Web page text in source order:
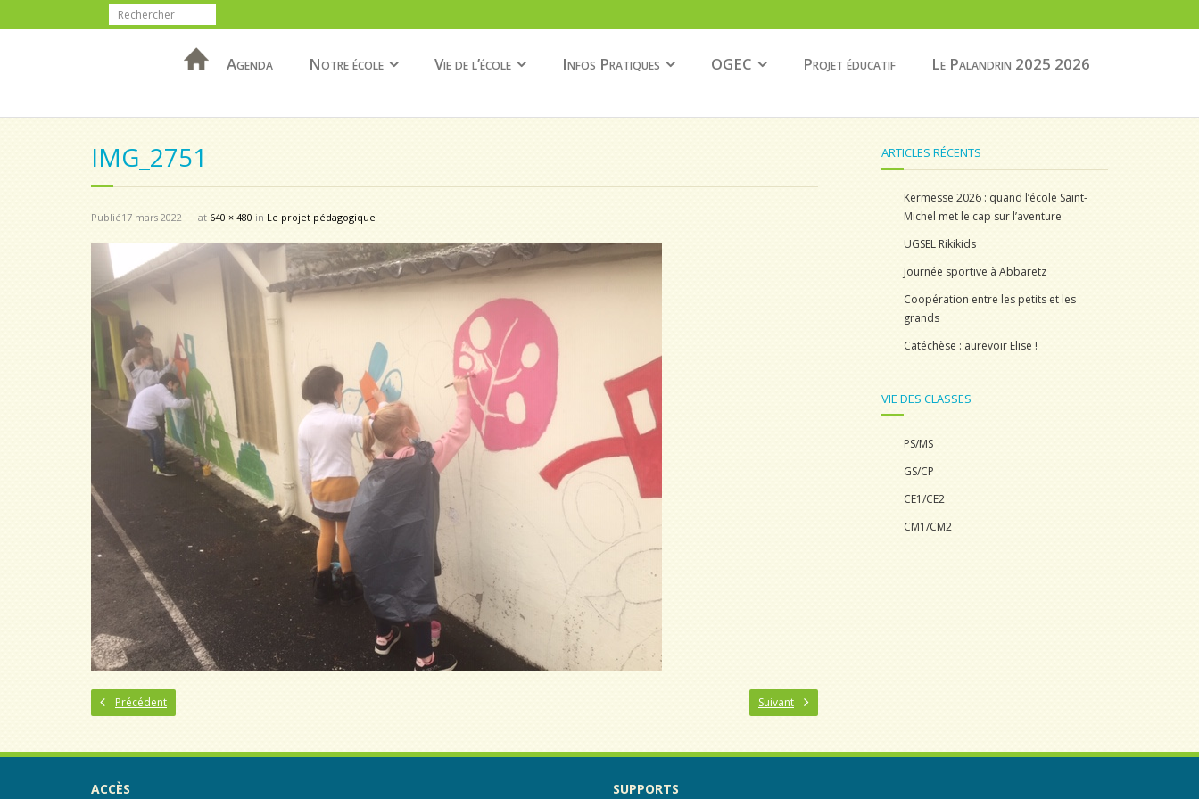
Agenda Notre école Vie de l’école Infos Pratiques OGEC Projet éducatif Le Palandrin 2025 2026
IMG_2751
Publié17 mars 2022 at 640 × 480 in Le projet pédagogique
Précédent Suivant
ARTICLES RÉCENTS
Kermesse 2026 : quand l’école Saint-
Michel met le cap sur l’aventure
UGSEL Rikikids
Journée sportive à Abbaretz
Coopération entre les petits et les
grands
Catéchèse : aurevoir Elise !
VIE DES CLASSES
PS/MS
GS/CP
CE1/CE2
CM1/CM2
ACCÈS SUPPORTS